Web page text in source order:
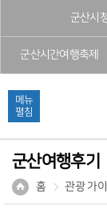
군산시
군산시간여행축제
메뉴
펼침
군산여행후기
홈 관광 가